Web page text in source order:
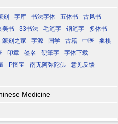
刻 字库 书法字体 五体书
古风书
美书 33书法 毛笔字 钢笔字
多体书
篆刻之家 字源 国学 古籍 中医
象棋
印章 签名 硬筆字
字体下载
P图宝 南无阿弥陀佛
意见反馈
Medicine